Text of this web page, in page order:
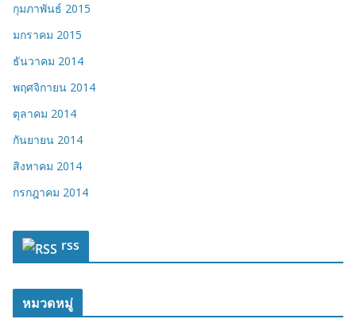
กุมภาพันธ์ 2015
มกราคม 2015
ธันวาคม 2014
พฤศจิกายน 2014
ตุลาคม 2014
กันยายน 2014
สิงหาคม 2014
กรกฎาคม 2014
rss
หมวดหมู่